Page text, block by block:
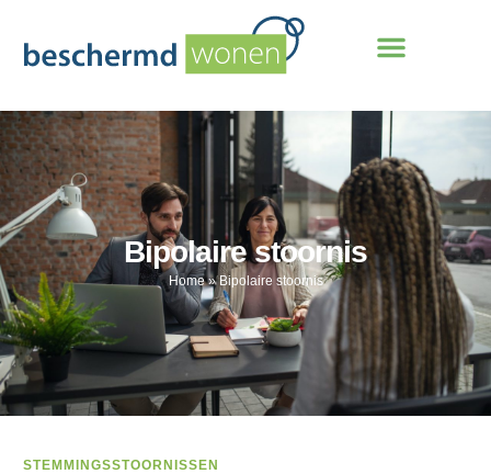
Bipolaire stoornis
Home» Bipolaire stoornis
STEMMINGSSTOORNISSEN